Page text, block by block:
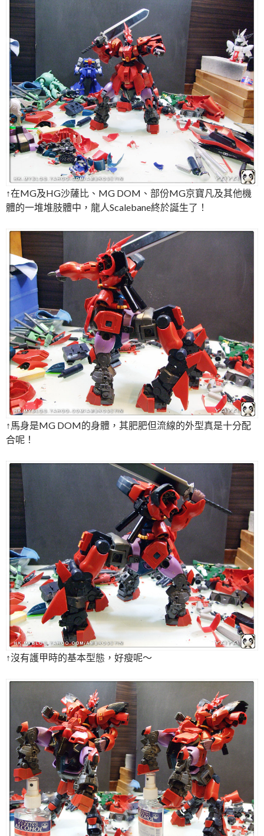
↑在MG及HG沙薩比、MG DOM、部份MG京寶凡及其他機
體的一堆堆肢體中，龍人Scalebane終於誕生了！
↑馬身是MG DOM的身體，其肥肥但流線的外型真是十分配
合呢！
↑沒有護甲時的基本型態，好瘦呢～